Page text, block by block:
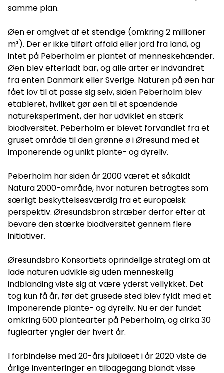
samme plan.
Øen er omgivet af et stendige (omkring 2 millioner
m³). Der er ikke tilført affald eller jord fra land, og
intet på Peberholm er plantet af menneskehænder.
Øen blev efterladt bar, og alle arter er indvandret
fra enten Danmark eller Sverige. Naturen på øen har
fået lov til at passe sig selv, siden Peberholm blev
etableret, hvilket gør øen til et spændende
natureksperiment, der har udviklet en stærk
biodiversitet. Peberholm er blevet forvandlet fra et
gruset område til den grønne ø i Øresund med et
imponerende og unikt plante- og dyreliv.
Peberholm har siden år 2000 været et såkaldt
Natura 2000-område, hvor naturen betragtes som
særligt beskyttelsesværdig fra et europæisk
perspektiv. Øresundsbron stræber derfor efter at
bevare den stærke biodiversitet gennem flere
initiativer.
Øresundsbro Konsortiets oprindelige strategi om at
lade naturen udvikle sig uden menneskelig
indblanding viste sig at være yderst vellykket. Det
tog kun få år, før det grusede sted blev fyldt med et
imponerende plante- og dyreliv. Nu er der fundet
omkring 600 plantearter på Peberholm, og cirka 30
fuglearter yngler der hvert år.
I forbindelse med 20-års jubilæet i år 2020 viste de
årlige inventeringer en tilbagegang blandt visse